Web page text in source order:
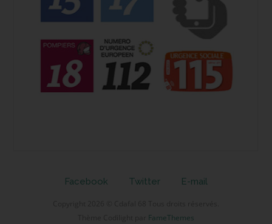
Facebook Twitter E-mail
FameThemes